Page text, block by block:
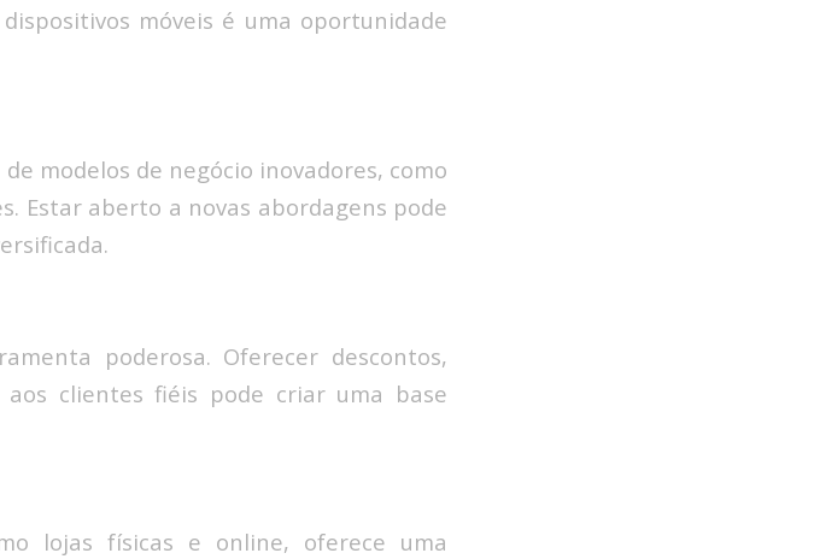
móveis é uma oportunidade
modelos de negócio inovadores, como
Estar aberto a novas abordagens pode
poderosa. Oferecer descontos,
aos clientes fiéis pode criar uma base
lojas físicas e online, oferece uma